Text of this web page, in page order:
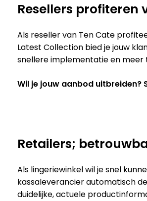
Resellers
Als reseller van Ten Cate
Latest Collection bied je jouw
snellere implementatie en meer
Wil je jouw aanbod
Retailers;
Als lingeriewinkel wil je snel
kassaleverancier automatisch
duidelijke, actuele